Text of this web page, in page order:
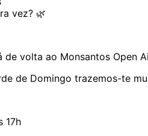
vez? 🌿
de volta ao Monsantos Open
de Domingo trazemos-te
17h